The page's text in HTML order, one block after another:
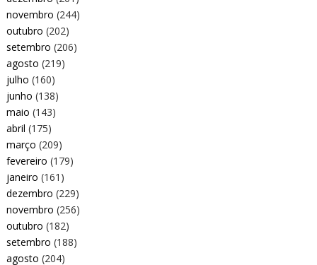
novembro (244)
outubro (202)
setembro (206)
agosto (219)
julho (160)
junho (138)
maio (143)
abril (175)
março (209)
fevereiro (179)
janeiro (161)
dezembro (229)
novembro (256)
outubro (182)
setembro (188)
agosto (204)